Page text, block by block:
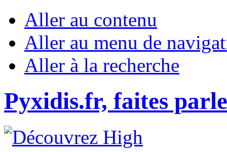
Aller au contenu
Aller au menu de
Aller à la recherche
Pyxidis.fr, faites